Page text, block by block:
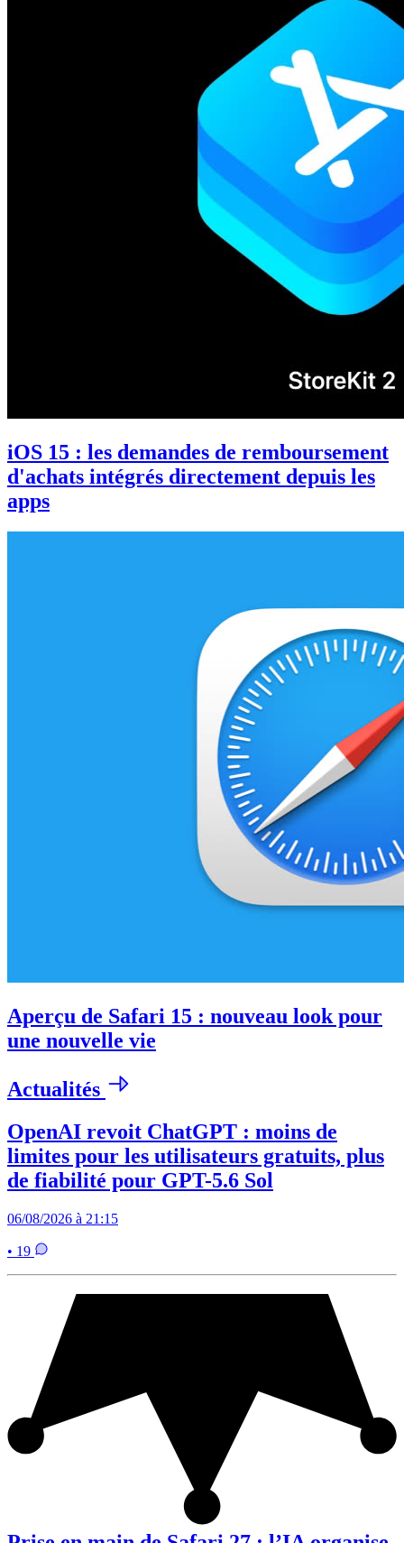
iOS 15 : les demandes de remboursement
d'achats intégrés directement depuis les
apps
Aperçu de Safari 15 : nouveau look pour
une nouvelle vie
Actualités
OpenAI revoit ChatGPT : moins de
limites pour les utilisateurs gratuits, plus
de fiabilité pour GPT-5.6 Sol
06/08/2026 à 21:15
• 19